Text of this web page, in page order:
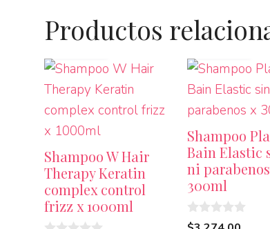
Productos
Shampoo W Hair
Therapy Keratin
complex control
frizz x 1000ml
LEER MÁS
Shampoo
Bain Elastic
ni
300ml
0
LEER MÁS